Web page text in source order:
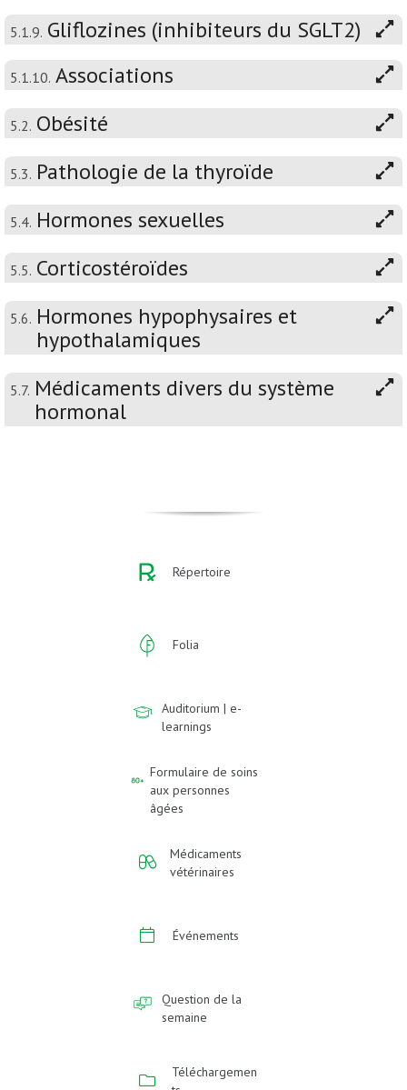
5.1.9. Gliflozines (inhibiteurs du SGLT2)
5.1.10. Associations
5.2. Obésité
5.3. Pathologie de la thyroïde
5.4. Hormones sexuelles
5.5. Corticostéroïdes
5.6. Hormones hypophysaires et
hypothalamiques
5.7. Médicaments divers du système
hormonal
Répertoire
Folia
Auditorium | e-
learnings
Formulaire de soins
aux personnes
âgées
Médicaments
vétérinaires
Événements
Question de la
semaine
Téléchargemen